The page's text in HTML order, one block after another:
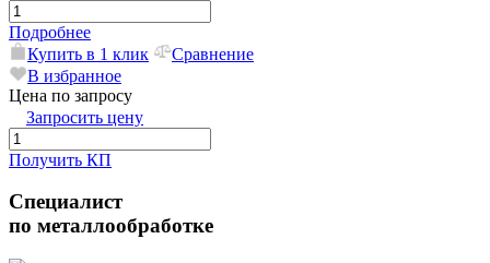
Подробнее
Купить в 1 клик
Сравнение
В избранное
Цена по запросу
Запросить цену
Получить КП
Специалист
по металлообработке